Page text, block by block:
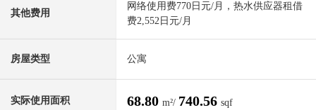
其他费用
网络使用费770日元/月，热水供应器租借
费2,552日元/月
房屋类型 公寓
实际使用面积 68.80 m²/ 740.56 sqf